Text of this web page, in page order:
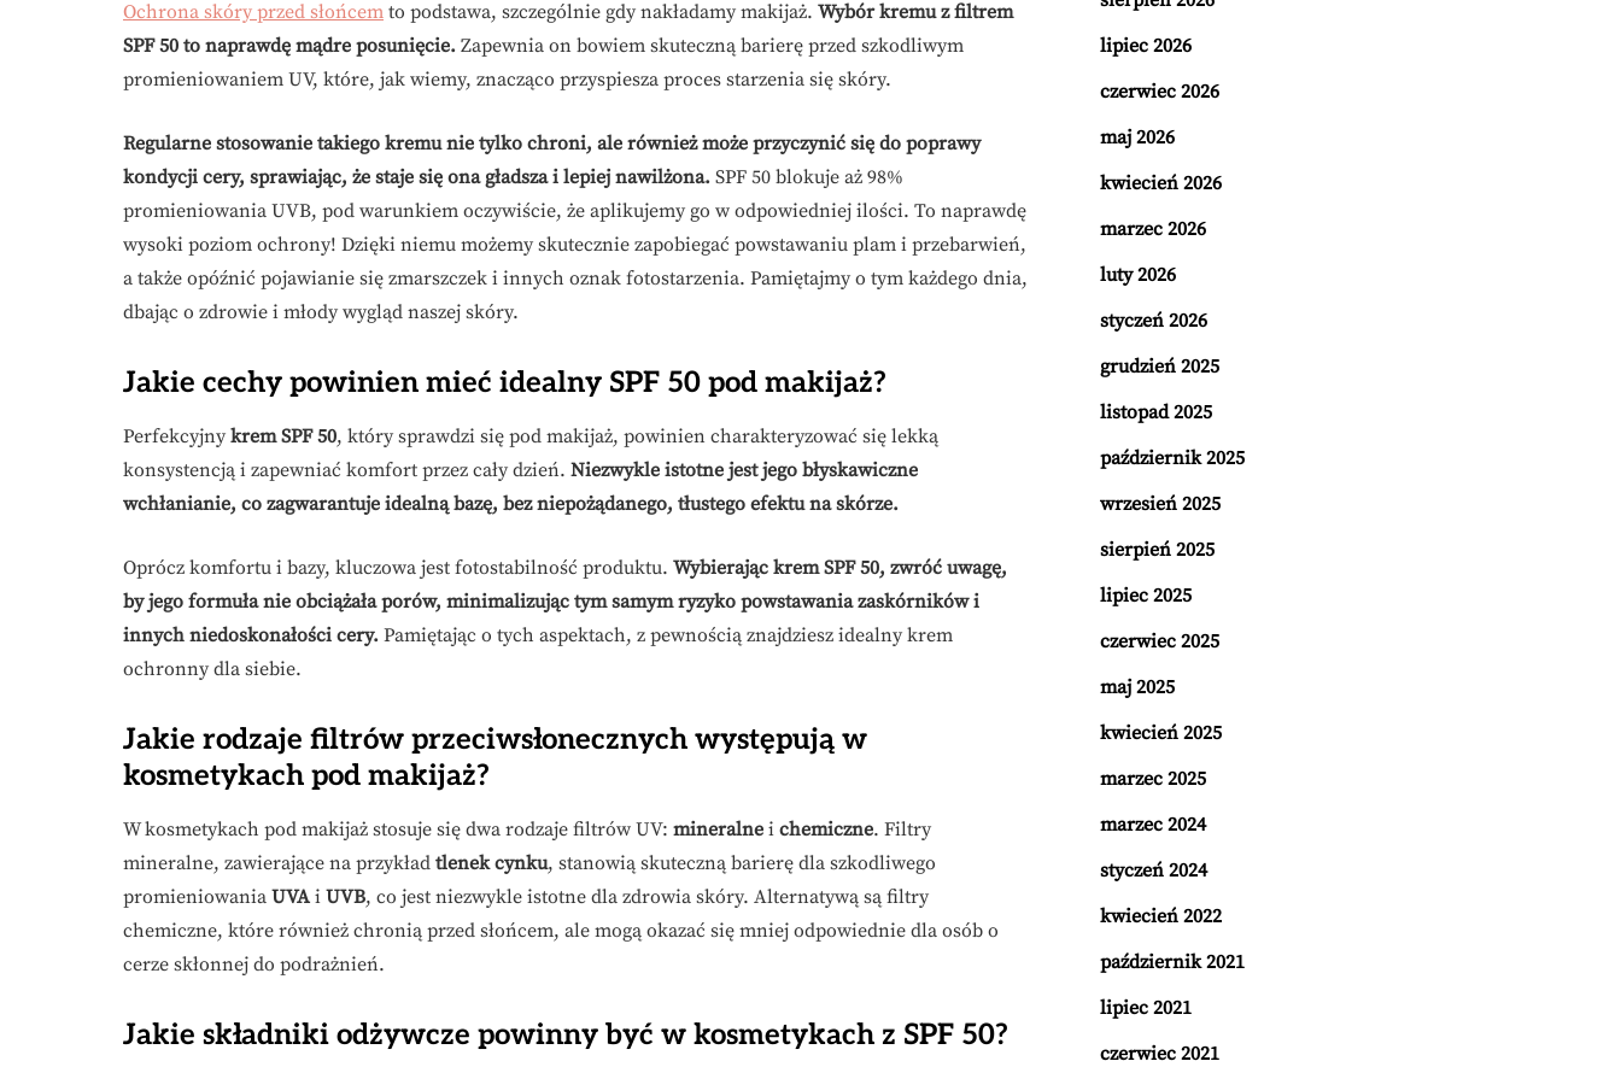
Ochrona skóry przed słońcem to podstawa, szczególnie gdy nakładamy makijaż. Wybór kremu z filtrem
SPF 50 to naprawdę mądre posunięcie. Zapewnia on bowiem skuteczną barierę przed szkodliwym
promieniowaniem UV, które, jak wiemy, znacząco przyspiesza proces starzenia się skóry.
Regularne stosowanie takiego kremu nie tylko chroni, ale również może przyczynić się do poprawy
kondycji cery, sprawiając, że staje się ona gładsza i lepiej nawilżona. SPF 50 blokuje aż 98%
promieniowania UVB, pod warunkiem oczywiście, że aplikujemy go w odpowiedniej ilości. To naprawdę
wysoki poziom ochrony! Dzięki niemu możemy skutecznie zapobiegać powstawaniu plam i przebarwień,
a także opóźnić pojawianie się zmarszczek i innych oznak fotostarzenia. Pamiętajmy o tym każdego dnia,
dbając o zdrowie i młody wygląd naszej skóry.
Jakie cechy powinien mieć idealny SPF 50 pod makijaż?
Perfekcyjny krem SPF 50, który sprawdzi się pod makijaż, powinien charakteryzować się lekką
konsystencją i zapewniać komfort przez cały dzień. Niezwykle istotne jest jego błyskawiczne
wchłanianie, co zagwarantuje idealną bazę, bez niepożądanego, tłustego efektu na skórze.
Oprócz komfortu i bazy, kluczowa jest fotostabilność produktu. Wybierając krem SPF 50, zwróć uwagę,
by jego formuła nie obciążała porów, minimalizując tym samym ryzyko powstawania zaskórników i
innych niedoskonałości cery. Pamiętając o tych aspektach, z pewnością znajdziesz idealny krem
ochronny dla siebie.
Jakie rodzaje filtrów przeciwsłonecznych występują w
kosmetykach pod makijaż?
W kosmetykach pod makijaż stosuje się dwa rodzaje filtrów UV: mineralne i chemiczne. Filtry
mineralne, zawierające na przykład tlenek cynku, stanowią skuteczną barierę dla szkodliwego
promieniowania UVA i UVB, co jest niezwykle istotne dla zdrowia skóry. Alternatywą są filtry
chemiczne, które również chronią przed słońcem, ale mogą okazać się mniej odpowiednie dla osób o
cerze skłonnej do podrażnień.
Jakie składniki odżywcze powinny być w kosmetykach z SPF 50?
lipiec 2026
czerwiec 2026
maj 2026
kwiecień 2026
marzec 2026
luty 2026
styczeń 2026
grudzień 2025
listopad 2025
październik 2025
wrzesień 2025
sierpień 2025
lipiec 2025
czerwiec 2025
maj 2025
kwiecień 2025
marzec 2025
marzec 2024
styczeń 2024
kwiecień 2022
październik 2021
lipiec 2021
czerwiec 2021